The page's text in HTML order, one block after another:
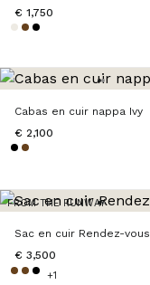
€ 1,750
Cabas en cuir nappa Ivy
€ 2,100
FROM THE RUNWAY
Sac en cuir Rendez-vous
€ 3,500
+1